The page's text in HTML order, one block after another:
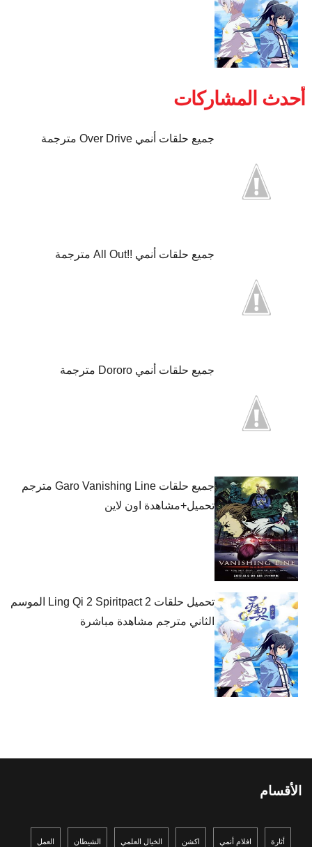
أحدث المشاركات
جميع حلقات أنمي Over Drive مترجمة
جميع حلقات أنمي !!All Out مترجمة
جميع حلقات أنمي Dororo مترجمة
جميع حلقات Garo Vanishing Line مترجم
تحميل+مشاهدة اون لاين
تحميل حلقات Ling Qi 2 Spiritpact 2 الموسم
الثاني مترجم مشاهدة مباشرة
الأقسام
أثارة افلام أنمي اكشن الخيال العلمي الشيطان العمل